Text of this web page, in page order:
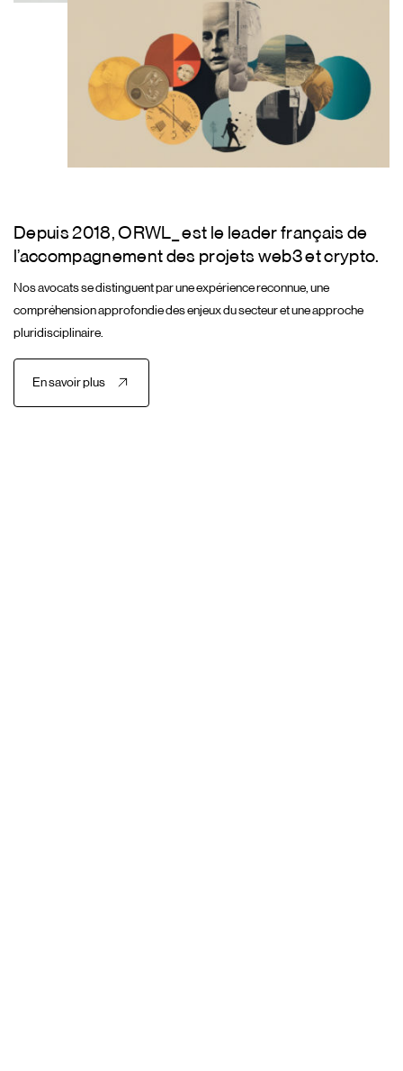
Depuis 2018, ORWL_ est le leader français de
l’accompagnement des projets web3 et crypto.
Nos avocats se distinguent par une expérience reconnue, une
compréhension approfondie des enjeux du secteur et une approche
pluridisciplinaire.
En savoir plus